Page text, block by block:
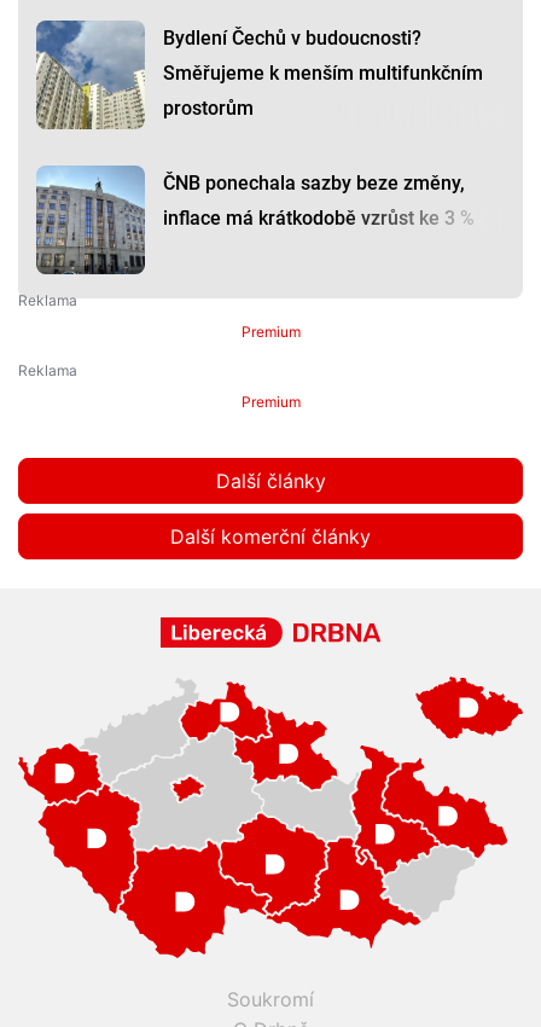
Bydlení Čechů v budoucnosti?
Směřujeme k menším multifunkčním
prostorům
ČNB ponechala sazby beze změny,
inflace má krátkodobě vzrůst ke 3 %
Premium
Premium
Další články
Další komerční články
Soukromí